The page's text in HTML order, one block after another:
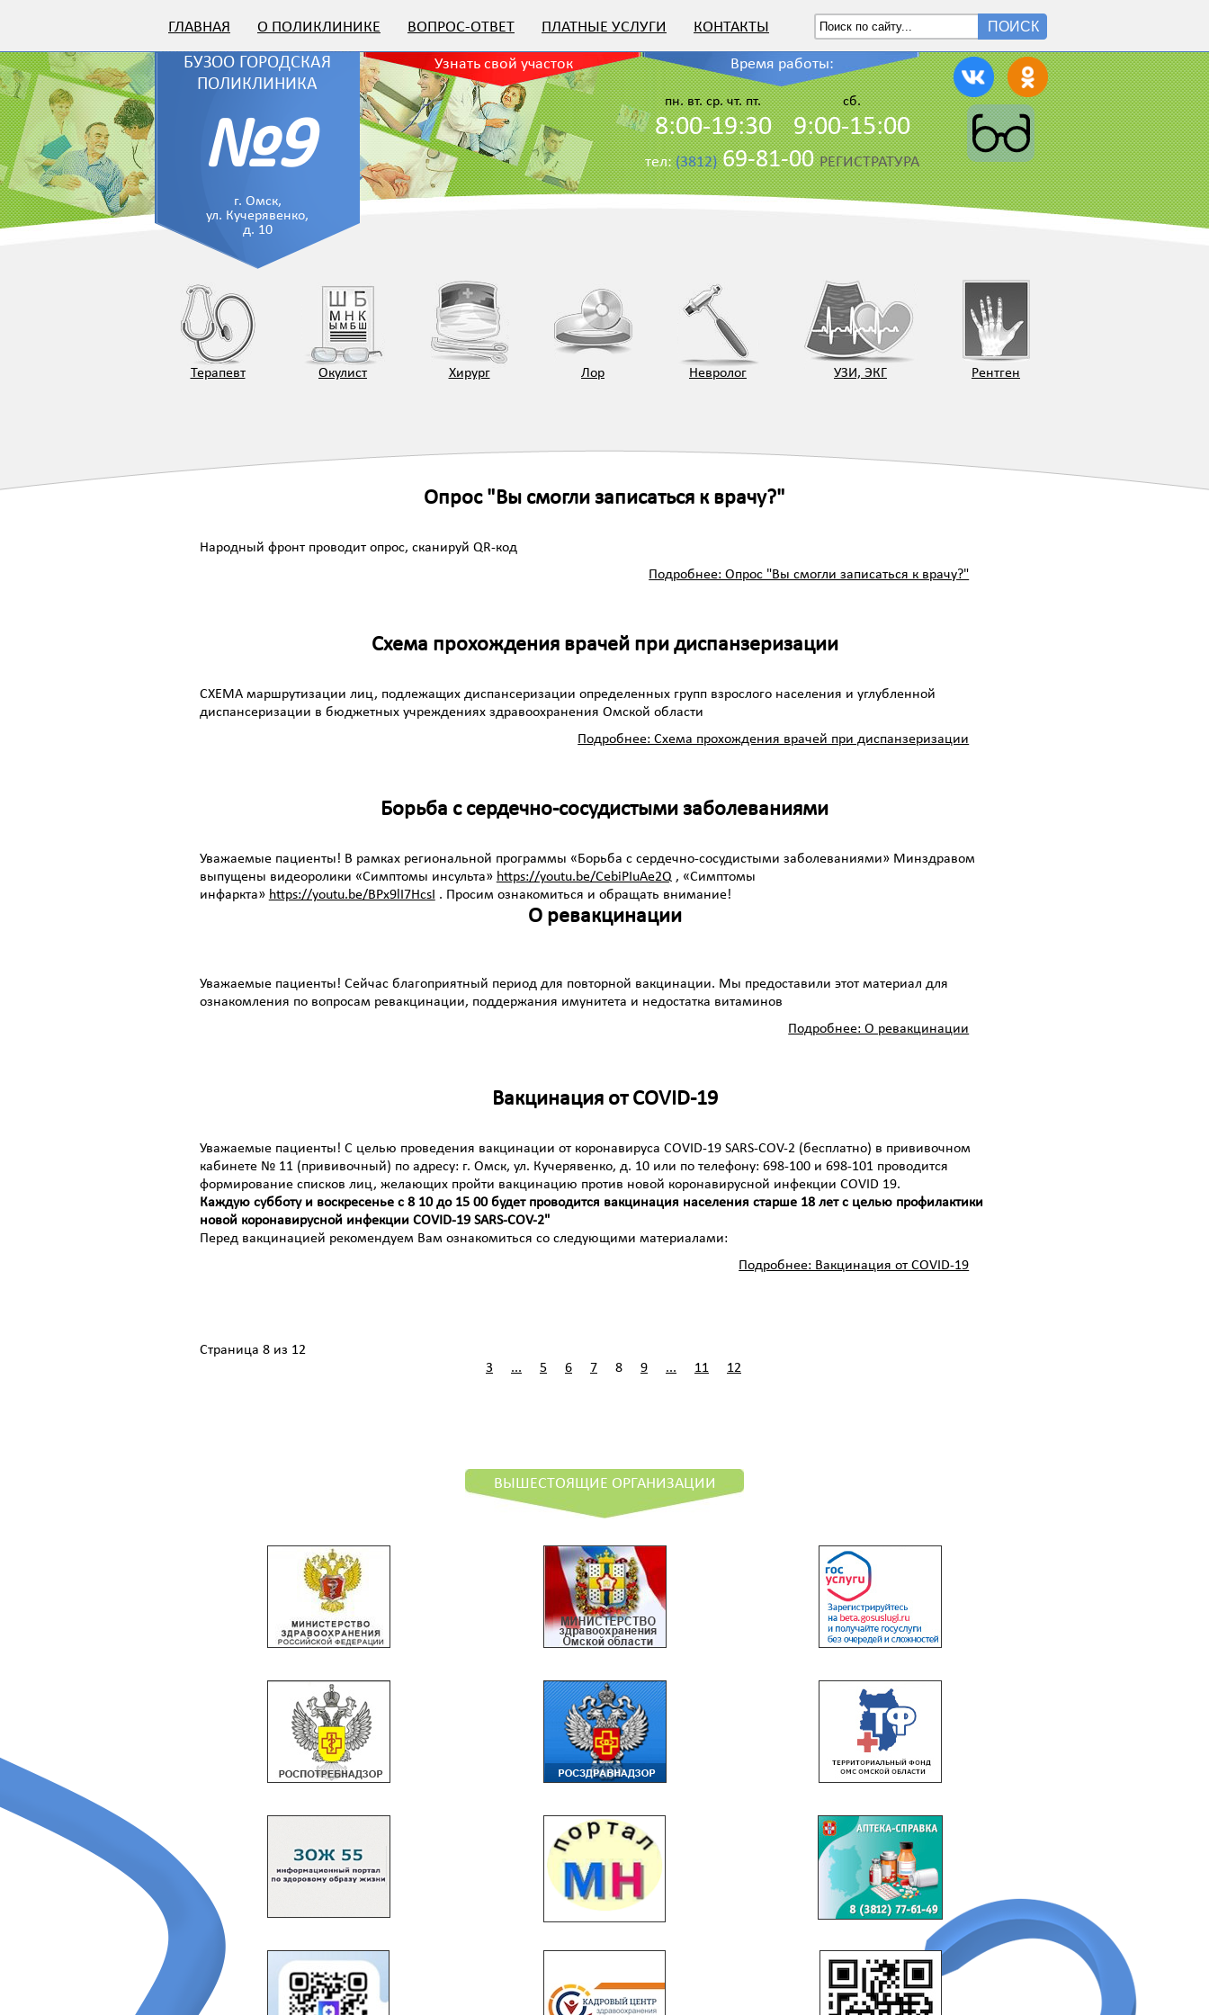
ГЛАВНАЯ О ПОЛИКЛИНИКЕ ВОПРОС-ОТВЕТ ПЛАТНЫЕ УСЛУГИ КОНТАКТЫ ПОИСК
БУЗОО ГОРОДСКАЯ
ПОЛИКЛИНИКА
№9
г. Омск,
ул. Кучерявенко,
д. 10
Узнать свой участок Время работы:
пн. вт. ср. чт. пт.
8:00-19:30
сб.
9:00-15:00
тел:(3812)69-81-00РЕГИСТРАТУРА
Терапевт Окулист Хирург Лор Невролог УЗИ, ЭКГ Рентген
Опрос "Вы смогли записаться к врачу?"
Народный фронт проводит опрос, сканируй QR-код
Подробнее: Опрос "Вы смогли записаться к врачу?"
Схема прохождения врачей при диспанзеризации
СХЕМА маршрутизации лиц, подлежащих диспансеризации определенных групп взрослого населения и углубленной
диспансеризации в бюджетных учреждениях здравоохранения Омской области
Подробнее: Схема прохождения врачей при диспанзеризации
Борьба с сердечно-сосудистыми заболеваниями
Уважаемые пациенты! В рамках региональной программы «Борьба с сердечно-сосудистыми заболеваниями» Минздравом
выпущены видеоролики «Симптомы инсульта» https://youtu.be/CebiPIuAe2Q, «Симптомы
инфаркта» https://youtu.be/BPx9lI7HcsI . Просим ознакомиться и обращать внимание!
О ревакцинации
Уважаемые пациенты! Сейчас благоприятный период для повторной вакцинации. Мы предоставили этот материал для
ознакомления по вопросам ревакцинации, поддержания имунитета и недостатка витаминов
Подробнее: О ревакцинации
Вакцинация от COVID-19
Уважаемые пациенты! С целью проведения вакцинации от коронавируса CОVID-19 SARS-COV-2 (бесплатно) в прививочном
кабинете № 11 (прививочный) по адресу: г. Омск, ул. Кучерявенко, д. 10 или по телефону: 698-100 и 698-101 проводится
формирование списков лиц, желающих пройти вакцинацию против новой коронавирусной инфекции COVID 19.
Каждую субботу и воскресенье с 8 10 до 15 00 будет проводится вакцинация населения старше 18 лет с целью профилактики
новой коронавирусной инфекции COVID-19 SARS-COV-2"
Перед вакцинацией рекомендуем Вам ознакомиться со следующими материалами:
Подробнее: Вакцинация от COVID-19
Страница 8 из 12
3
... 5 6 7 8 9 ... 11 12
ВЫШЕСТОЯЩИЕ ОРГАНИЗАЦИИ